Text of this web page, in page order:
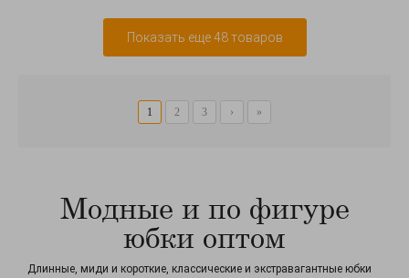
Показать еще 48 товаров
1 2 3 › »
Модные и по фигуре
юбки оптом
Длинные, миди и короткие, классические и экстравагантные юбки